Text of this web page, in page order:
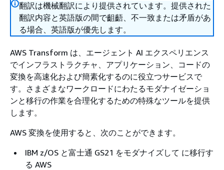
翻訳は機械翻訳により提供されています。提供された
翻訳内容と英語版の間で齟齬、不一致または矛盾があ
る場合、英語版が優先します。
AWS Transform は、エージェント AI エクスペリエンス
でインフラストラクチャ、アプリケーション、コードの
変換を高速化および簡素化するのに役立つサービスで
す。さまざまなワークロードにわたるモダナイゼーショ
ンと移行の作業を合理化するための特殊なツールを提供
します。
AWS 変換を使用すると、次のことができます。
IBM z/OS と富士通 GS21 をモダナイズして に移行す
る AWS